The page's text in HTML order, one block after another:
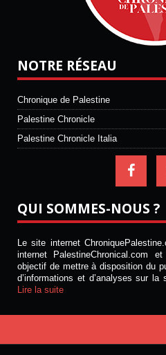
NOTRE RÉSEAU
Chronique de Palestine
Palestine Chronicle
Palestine Chronicle Italia
QUI SOMMES-NOUS ?
Le site internet
internet PalestineChronical.com
objectif de mettre à disposition du
d’informations et d’analyses sur la
Lire la suite